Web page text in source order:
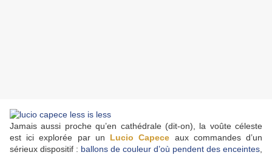
Jamais aussi proche qu’en cathédrale (dit-on), la voûte céleste
est ici explorée par un Lucio Capece aux commandes d’un
sérieux dispositif : ballons de couleur d’où pendent des enceintes